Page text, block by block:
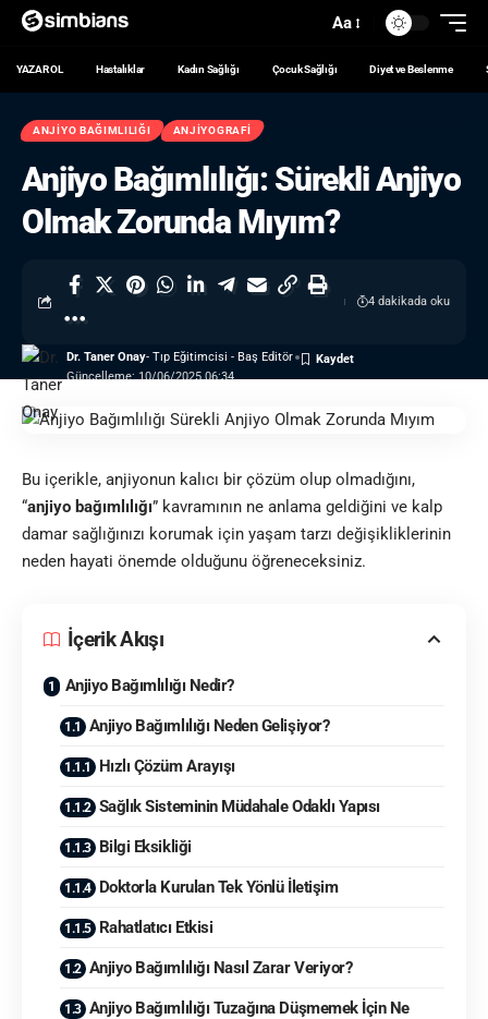
Aa
YAZAR OL Hastalıklar Kadın Sağlığı Çocuk Sağlığı Diyet ve Beslenme
ANJIYO BAĞIMLILIĞI ANJIYOGRAFI
Anjiyo Bağımlılığı: Sürekli Anjiyo
Olmak Zorunda Mıyım?
Güncelleme: 10/06/2025 06:34
Dr. Taner Onay- Tıp Eğitimcisi - Baş Editör
4 dakikada oku
Bu içerikle, anjiyonun kalıcı bir çözüm olup olmadığını,
“anjiyo bağımlılığı” kavramının ne anlama geldiğini ve kalp
damar sağlığınızı korumak için yaşam tarzı değişikliklerinin
neden hayati önemde olduğunu öğreneceksiniz.
İçerik Akışı
Anjiyo Bağımlılığı Nedir?
Anjiyo Bağımlılığı Neden Gelişiyor?
Hızlı Çözüm Arayışı
Sağlık Sisteminin Müdahale Odaklı Yapısı
Bilgi Eksikliği
Doktorla Kurulan Tek Yönlü İletişim
Rahatlatıcı Etkisi
Anjiyo Bağımlılığı Nasıl Zarar Veriyor?
Anjiyo Bağımlılığı Tuzağına Düşmemek İçin Ne